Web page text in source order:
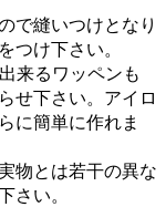
で縫いつけとなり
つけ下さい。
来るワッペンも
せ下さい。アイロ
に簡単に作れま
物とは若干の異な
さい。